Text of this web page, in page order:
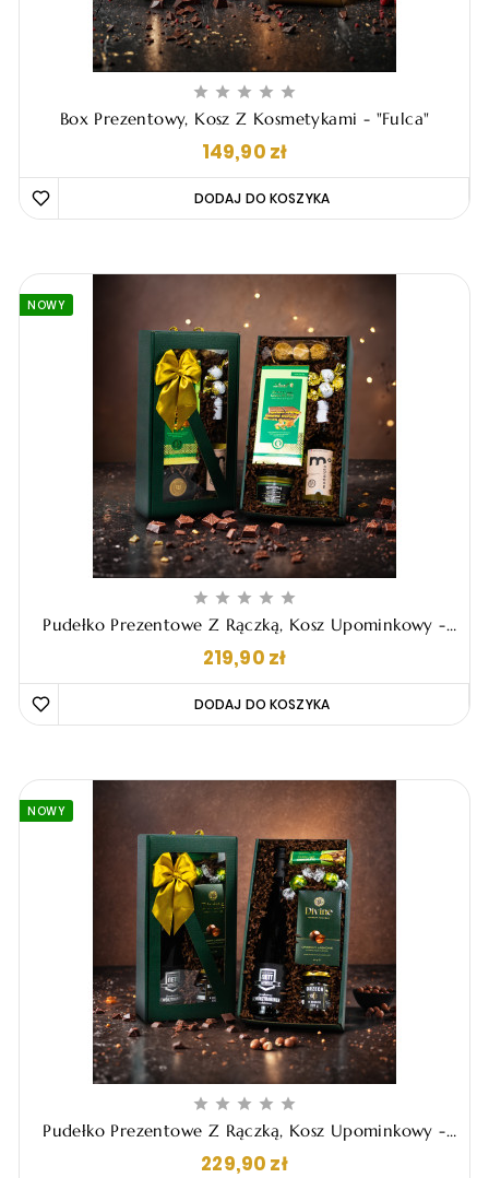
    
Box Prezentowy, Kosz Z Kosmetykami - "Fulca"
149,90 złCena
NOWY
    
Pudełko Prezentowe Z Rączką, Kosz Upominkowy -
219,90 złCena
NOWY
    
Pudełko Prezentowe Z Rączką, Kosz Upominkowy -
229,90 złCena